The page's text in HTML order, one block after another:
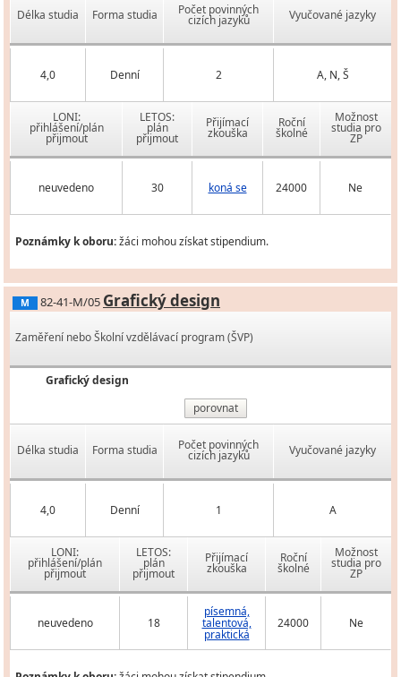
Délka studia Forma studia Počet povinných
cizích jazyků Vyučované jazyky
4,0 Denní 2 A, N, Š
LONI:
přihlášení/plán
přijmout
LETOS:
plán
přijmout
Přijímací
zkouška
Roční
školné
Možnost
studia pro
ZP
neuvedeno 30 koná se 24000 Ne
Poznámky k oboru:žáci mohou získat stipendium.
M 82-41-M/05 Grafický design
Zaměření nebo Školní vzdělávací program (ŠVP)
Grafický design
porovnat
Délka studia Forma studia Počet povinných
cizích jazyků Vyučované jazyky
4,0 Denní 1 A
LONI:
přihlášení/plán
přijmout
LETOS:
plán
přijmout
Přijímací
zkouška
Roční
školné
Možnost
studia pro
ZP
neuvedeno 18
písemná,
talentová,
praktická
24000 Ne